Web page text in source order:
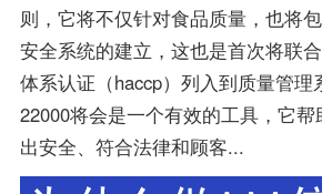
则，它将不仅针对食品质量，也将
安全系统的建立，这也是首次将联
体系认证（haccp）列入到质量管理
22000将会是一个有效的工具，它
出安全、符合法律和顾客...